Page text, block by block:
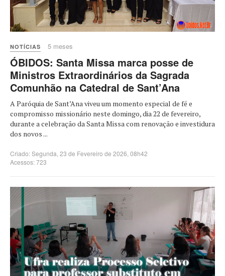
NOTÍCIAS 5 meses
ÓBIDOS: Santa Missa marca posse de
Ministros Extraordinários da Sagrada
Comunhão na Catedral de Sant’Ana
A Paróquia de Sant’Ana viveu um momento especial de fé e
compromisso missionário neste domingo, dia 22 de fevereiro,
durante a celebração da Santa Missa com renovação e investidura
dos novos ...
Criado: Segunda, 23 de Fevereiro de 2026, 08h42
Acessos: 723